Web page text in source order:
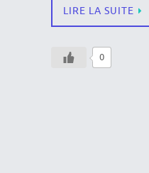
LIRE LA SUITE
0